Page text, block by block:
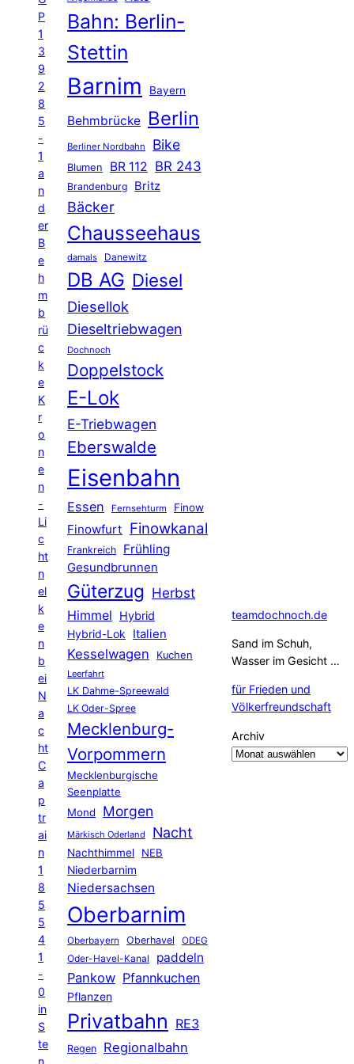
P
1
3
9
2
8
5
-
1
a
n
d
er
B
e
h
m
b
rü
c
k
e
K
r
o
n
e
n
-
Li
c
ht
n
el
k
e
n
b
ei
N
a
c
ht
C
a
p
tr
ai
n
1
8
5
5
4
1
-
0
in
S
te
n
Bahn: Berlin-
Stettin
Barnim Bayern
Behmbrücke Berlin
Berliner Nordbahn Bike
Blumen BR 112 BR 243
Brandenburg Britz
Bäcker
Chausseehaus
damals Danewitz
DB AG Diesel
Diesellok
Dieseltriebwagen
Dochnoch
Doppelstock
E-Lok
E-Triebwagen
Eberswalde
Eisenbahn
Essen Fernsehturm Finow
Finowfurt Finowkanal
Frankreich Frühling
Gesundbrunnen
Güterzug Herbst
Himmel
Hybrid
Hybrid-Lok Italien
Kesselwagen Kuchen
Leerfahrt
LK Dahme-Spreewald
LK Oder-Spree
Mecklenburg-
Vorpommern
Mecklenburgische
Seenplatte
Mond
Morgen
Märkisch Oderland Nacht
Nachthimmel
NEB
Niederbarnim
Niedersachsen
Oberbarnim
Oberbayern Oberhavel ODEG
Oder-Havel-Kanal paddeln
Pankow Pfannkuchen
Pflanzen
Privatbahn RE3
Regen Regionalbahn
teamdochnoch.de
Sand im Schuh,
Wasser im Gesicht …
für Frieden und
Völkerfreundschaft
Archiv